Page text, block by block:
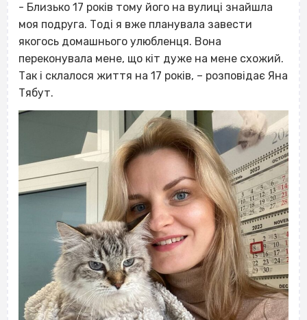
- Близько 17 років тому його на вулиці знайшла
моя подруга. Тоді я вже планувала завести
якогось домашнього улюбленця. Вона
переконувала мене, що кіт дуже на мене схожий.
Так і склалося життя на 17 років, – розповідає Яна
Тябут.